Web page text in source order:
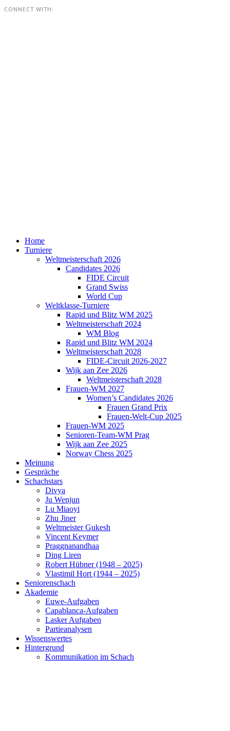
CONNECT WITH:
Home
Turniere
Weltmeisterschaft 2026
Candidates 2026
FIDE Circuit
Grand Swiss
World Cup
Weltklasse-Turniere
Rapid und Blitz WM 2025
Weltmeisterschaft 2024
WM Blog
Rapid und Blitz WM 2024
Weltmeisterschaft 2028
FIDE-Circuit 2026-2027
Wijk aan Zee 2026
Weltmeisterschaft 2028
Frauen-WM 2027
Women’s Candidates 2026
Frauen Grand Prix
Frauen-Welt-Cup 2025
Frauen-WM 2025
Senioren-Team-WM Prag
Wijk aan Zee 2025
Norway Chess 2025
Meinung
Gespräche
Schachstars
Divya
Ju Wenjun
Lu Miaoyi
Zhu Jiner
Weltmeister Gukesh
Vincent Keymer
Praggnanandhaa
Ding Liren
Robert Hübner (1948 – 2025)
Vlastimil Hort (1944 – 2025)
Seniorenschach
Akademie
Euwe-Aufgaben
Capablanca-Aufgaben
Lasker Aufgaben
Partieanalysen
Wissenswertes
Hintergrund
Kommunikation im Schach